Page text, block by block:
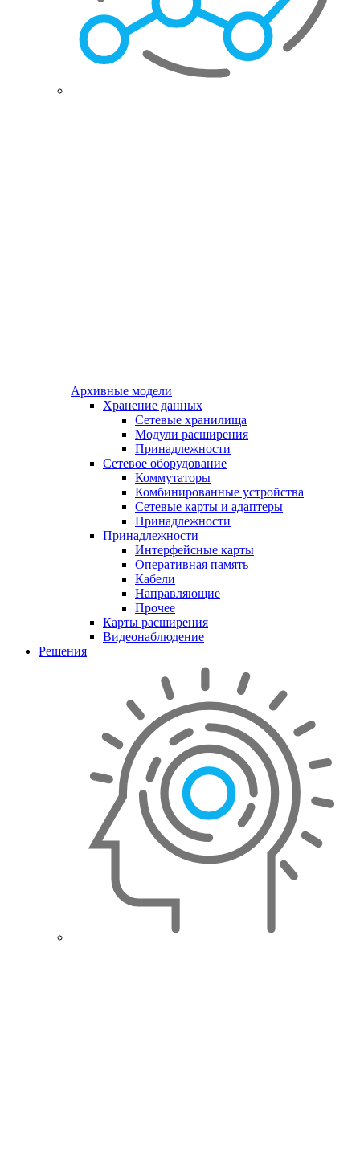
Архивные модели
Хранение данных
Сетевые хранилища
Модули расширения
Принадлежности
Сетевое оборудование
Коммутаторы
Комбинированные устройства
Сетевые карты и адаптеры
Принадлежности
Принадлежности
Интерфейсные карты
Оперативная память
Кабели
Направляющие
Прочее
Карты расширения
Видеонаблюдение
Решения